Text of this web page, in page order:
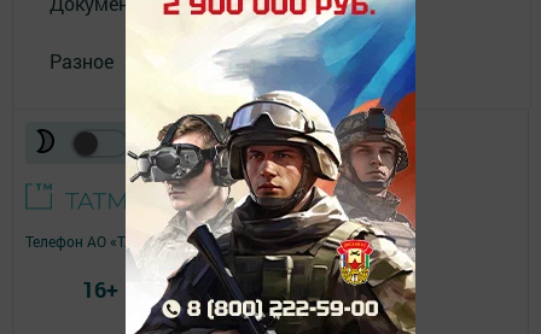
Разное
Телефон АО «ТАТМЕДИА»:(843) 222 09 84
16+